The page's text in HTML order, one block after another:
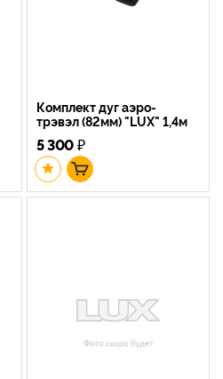
Комплект дуг аэро-
трэвэл (82мм) "LUX" 1,4м
5 300₽